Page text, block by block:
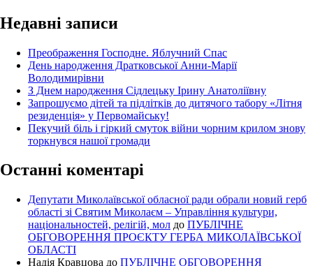
Недавні записи
Преображення Господне. Яблучний Спас
День народження Дратковської Анни-Марії
Володимирівни
З Днем народження Сідлецьку Ірину Анатоліївну
Запрошуємо дітей та підлітків до дитячого табору «Літня
резиденція» у Первомайську!
Пекучий біль і гіркий смуток війни чорним крилом знову
торкнувся нашої громади
Останні коментарі
Депутати Миколаївської обласної ради обрали новий герб
області зі Святим Миколаєм – Управління культури,
національностей, релігій, мол до ПУБЛІЧНЕ
ОБГОВОРЕННЯ ПРОЄКТУ ГЕРБА МИКОЛАЇВСЬКОЇ
ОБЛАСТІ
Надія Кравцова до ПУБЛІЧНЕ ОБГОВОРЕННЯ